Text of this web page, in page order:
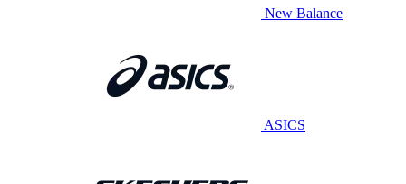
New Balance
ASICS